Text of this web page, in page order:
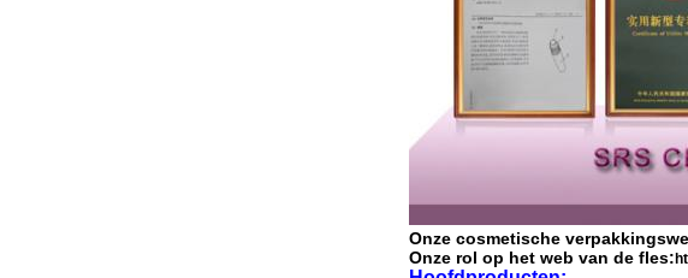
Onze cosmetische
Onze rol op het web van de fles: